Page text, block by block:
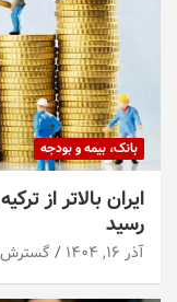
بانک، بیمه و بودجه
ایران بالاتر از
رسید
آذر ۱۶, ۱۴۰۴ گسترش